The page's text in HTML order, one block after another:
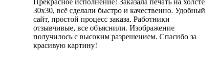
30х30, всё сделали быстро и качественно. Удобный
сайт, простой процесс заказа. Работники
отзывчивые, все объяснили. Изображение
получилось с высоким разрешением. Спасибо за
красивую картину!